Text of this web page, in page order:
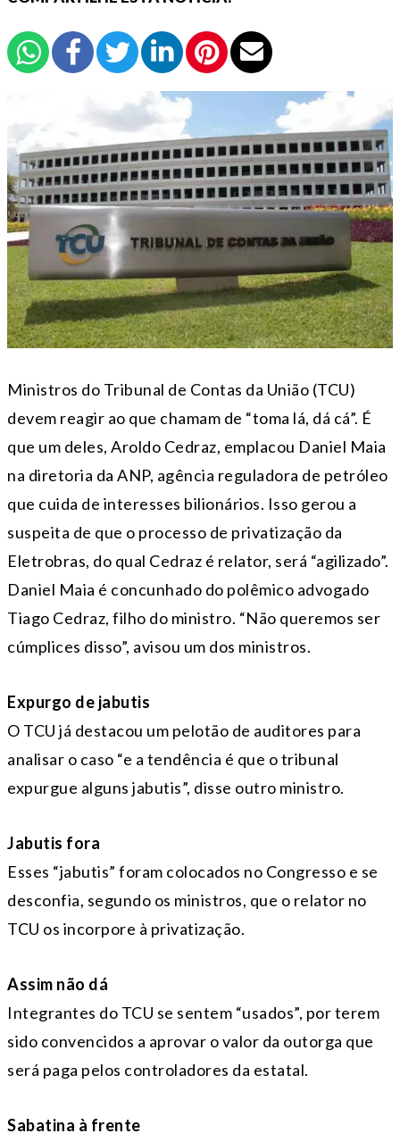
Ministros do Tribunal de Contas da União (TCU)
devem reagir ao que chamam de “toma lá, dá cá”. É
que um deles, Aroldo Cedraz, emplacou Daniel Maia
na diretoria da ANP, agência reguladora de petróleo
que cuida de interesses bilionários. Isso gerou a
suspeita de que o processo de privatização da
Eletrobras, do qual Cedraz é relator, será “agilizado”.
Daniel Maia é concunhado do polêmico advogado
Tiago Cedraz, filho do ministro. “Não queremos ser
cúmplices disso”, avisou um dos ministros.
Expurgo de jabutis
O TCU já destacou um pelotão de auditores para
analisar o caso “e a tendência é que o tribunal
expurgue alguns jabutis”, disse outro ministro.
Jabutis fora
Esses “jabutis” foram colocados no Congresso e se
desconfia, segundo os ministros, que o relator no
TCU os incorpore à privatização.
Assim não dá
Integrantes do TCU se sentem “usados”, por terem
sido convencidos a aprovar o valor da outorga que
será paga pelos controladores da estatal.
Sabatina à frente